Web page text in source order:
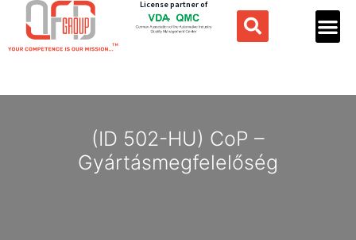
License partner of
(ID 502-HU) CoP –
Gyártásmegfelelőség